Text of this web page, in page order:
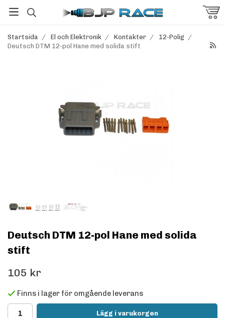
Startsida / El och Elektronik / Kontakter / 12-Polig /
Deutsch DTM 12-pol Hane med solida stift
Deutsch DTM 12-pol Hane med solida
stift
105 kr
Finns i lager för omgående leverans
Lägg i varukorgen